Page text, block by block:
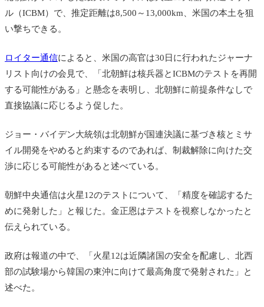
ル（ICBM）で、推定距離は8,500～13,000km、米国の本土を狙
い撃ちできる。
ロイター通信によると、米国の高官は30日に行われたジャーナ
リスト向けの会見で、「北朝鮮は核兵器とICBMのテストを再開
する可能性がある」と懸念を表明し、北朝鮮に前提条件なしで
直接協議に応じるよう促した。
ジョー・バイデン大統領は北朝鮮が国連決議に基づき核とミサ
イル開発をやめると約束するのであれば、制裁解除に向けた交
渉に応じる可能性があると述べている。
朝鮮中央通信は火星12のテストについて、「精度を確認するた
めに発射した」と報じた。金正恩はテストを視察しなかったと
伝えられている。
政府は報道の中で、「火星12は近隣諸国の安全を配慮し、北西
部の試験場から韓国の東沖に向けて最高角度で発射された」と
述べた。